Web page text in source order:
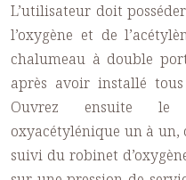
L’utilisateur doit
l’oxygène et de
chalumeau à double
après avoir installé tous
Ouvrez ensuite
oxyacétylénique un à un,
suivi du robinet